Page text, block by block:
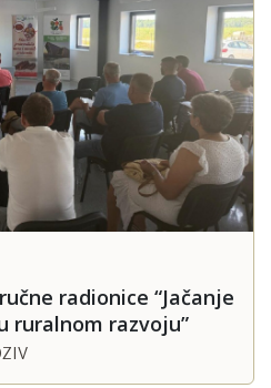
radionice “Jačanje
ruralnom razvoju”